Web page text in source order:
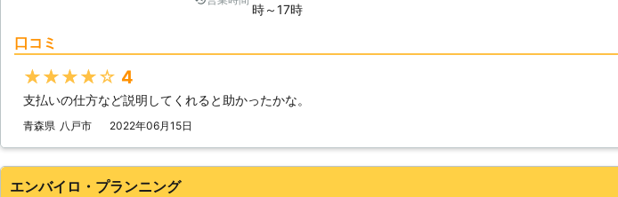
道はヤマトシロアリに要注意】 私達が主に相手にしているシロアリは「ヤ
ロアリという2大シロアリがいますが、両者は同じシロアリなのに、その習
なく、1箇所に巣をまとめず、住宅内や土地の中にバラバラと暮らすので、
はちゃんと暖かくなります。それを待ち構えていたかのように、シロアリの
巣にいたアリの一部が羽アリとなって飛び立ちます。その数は一度に数十
時～17時
口コミ
★★★★★ 4
支払いの仕方など説明してくれると助かったかな。
青森県 八戸市 2022年06月15日
エンバイロ・プランニング